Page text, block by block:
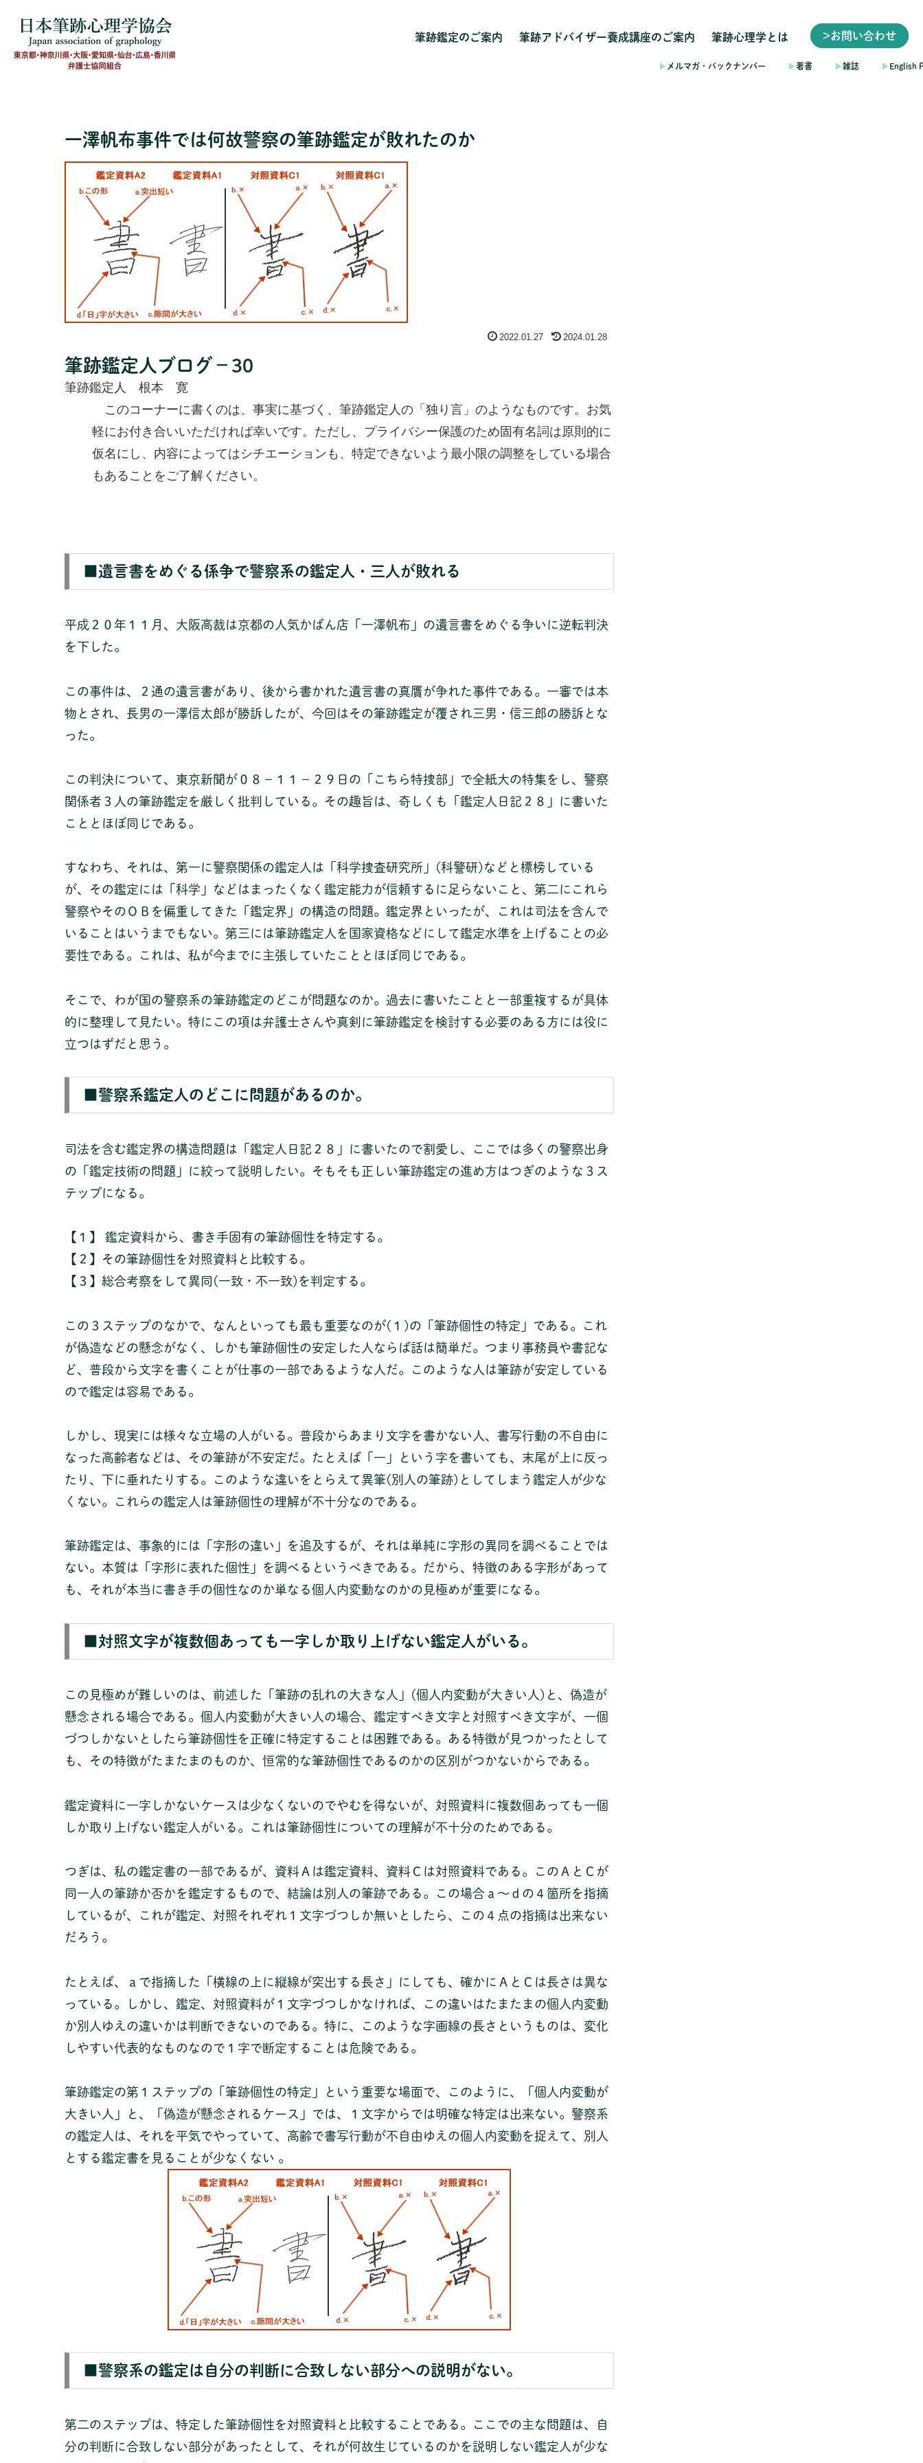
筆跡鑑定のご案内 筆跡アドバイザー養成講座のご案内 筆跡心理学とは >お問い合わせ
▶︎ メルマガ・バックナンバー ▶︎著書 ▶︎雑誌 ▶︎ English
一澤帆布事件では何故警察の筆跡鑑定が敗れたのか
2022.01.27 2024.01.28
筆跡鑑定人ブログ－30
筆跡鑑定人 根本 寛
このコーナーに書くのは、事実に基づく、筆跡鑑定人の「独り言」のようなものです。お気
軽にお付き合いいただければ幸いです。ただし、プライバシー保護のため固有名詞は原則的に
仮名にし、内容によってはシチエーションも、特定できないよう最小限の調整をしている場合
もあることをご了解ください。
■遺言書をめぐる係争で警察系の鑑定人・三人が敗れる
平成２０年１１月、大阪高裁は京都の人気かばん店「一澤帆布」の遺言書をめぐる争いに逆転判決
を下した。
この事件は、２通の遺言書があり、後から書かれた遺言書の真贋が争れた事件である。一審では本
物とされ、長男の一澤信太郎が勝訴したが、今回はその筆跡鑑定が覆され三男・信三郎の勝訴とな
った。
この判決について、東京新聞が０８－１１－２９日の「こちら特捜部」で全紙大の特集をし、警察
関係者３人の筆跡鑑定を厳しく批判している。その趣旨は、奇しくも「鑑定人日記２８」に書いた
こととほぼ同じである。
すなわち、それは、第一に警察関係の鑑定人は「科学捜査研究所」(科警研)などと標榜している
が、その鑑定には「科学」などはまったくなく鑑定能力が信頼するに足らないこと、第二にこれら
警察やそのＯＢを偏重してきた「鑑定界」の構造の問題。鑑定界といったが、これは司法を含んで
いることはいうまでもない。第三には筆跡鑑定人を国家資格などにして鑑定水準を上げることの必
要性である。これは、私が今までに主張していたこととほぼ同じである。
そこで、わが国の警察系の筆跡鑑定のどこが問題なのか。過去に書いたことと一部重複するが具体
的に整理して見たい。特にこの項は弁護士さんや真剣に筆跡鑑定を検討する必要のある方には役に
立つはずだと思う。
■警察系鑑定人のどこに問題があるのか。
司法を含む鑑定界の構造問題は「鑑定人日記２８」に書いたので割愛し、ここでは多くの警察出身
の「鑑定技術の問題」に絞って説明したい。そもそも正しい筆跡鑑定の進め方はつぎのような３ス
テップになる。
【１】 鑑定資料から、書き手固有の筆跡個性を特定する。
【２】その筆跡個性を対照資料と比較する。
【３】総合考察をして異同(一致・不一致)を判定する。
この３ステップのなかで、なんといっても最も重要なのが(１)の「筆跡個性の特定」である。これ
が偽造などの懸念がなく、しかも筆跡個性の安定した人ならば話は簡単だ。つまり事務員や書記な
ど、普段から文字を書くことが仕事の一部であるような人だ。このような人は筆跡が安定している
ので鑑定は容易である。
しかし、現実には様々な立場の人がいる。普段からあまり文字を書かない人、書写行動の不自由に
なった高齢者などは、その筆跡が不安定だ。たとえば「一」という字を書いても、末尾が上に反っ
たり、下に垂れたりする。このような違いをとらえて異筆(別人の筆跡)としてしまう鑑定人が少な
くない。これらの鑑定人は筆跡個性の理解が不十分なのである。
筆跡鑑定は、事象的には「字形の違い」を追及するが、それは単純に字形の異同を調べることでは
ない。本質は「字形に表れた個性」を調べるというべきである。だから、特徴のある字形があって
も、それが本当に書き手の個性なのか単なる個人内変動なのかの見極めが重要になる。
■対照文字が複数個あっても一字しか取り上げない鑑定人がいる。
この見極めが難しいのは、前述した「筆跡の乱れの大きな人」(個人内変動が大きい人)と、偽造が
懸念される場合である。個人内変動が大きい人の場合、鑑定すべき文字と対照すべき文字が、一個
づつしかないとしたら筆跡個性を正確に特定することは困難である。ある特徴が見つかったとして
も、その特徴がたまたまのものか、恒常的な筆跡個性であるのかの区別がつかないからである。
鑑定資料に一字しかないケースは少なくないのでやむを得ないが、対照資料に複数個あっても一個
しか取り上げない鑑定人がいる。これは筆跡個性についての理解が不十分のためである。
つぎは、私の鑑定書の一部であるが、資料Ａは鑑定資料、資料Ｃは対照資料である。このＡとＣが
同一人の筆跡か否かを鑑定するもので、結論は別人の筆跡である。この場合ａ～ｄの４箇所を指摘
しているが、これが鑑定、対照それぞれ１文字づつしか無いとしたら、この４点の指摘は出来ない
だろう。
たとえば、ａで指摘した「横線の上に縦線が突出する長さ」にしても、確かにＡとＣは長さは異な
っている。しかし、鑑定、対照資料が１文字づつしかなければ、この違いはたまたまの個人内変動
か別人ゆえの違いかは判断できないのである。特に、このような字画線の長さというものは、変化
しやすい代表的なものなので１字で断定することは危険である。
筆跡鑑定の第１ステップの「筆跡個性の特定」という重要な場面で、このように、「個人内変動が
大きい人」と、「偽造が懸念されるケース」では、１文字からでは明確な特定は出来ない。警察系
の鑑定人は、それを平気でやっていて、高齢で書写行動が不自由ゆえの個人内変動を捉えて、別人
とする鑑定書を見ることが少なくない 。
■警察系の鑑定は自分の判断に合致しない部分への説明がない。
第二のステップは、特定した筆跡個性を対照資料と比較することである。ここでの主な問題は、自
分の判断に合致しない部分があったとして、それが何故生じているのかを説明しない鑑定人が少な